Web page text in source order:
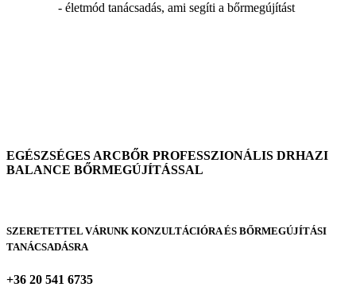
- életmód tanácsadás, ami segíti a bőrmegújítást
EGÉSZSÉGES ARCBŐR PROFESSZIONÁLIS DRHAZI
BALANCE BŐRMEGÚJÍTÁSSAL
SZERETETTEL VÁRUNK KONZULTÁCIÓRA ÉS BŐRMEGÚJÍTÁSI
TANÁCSADÁSRA
+36 20 541 6735